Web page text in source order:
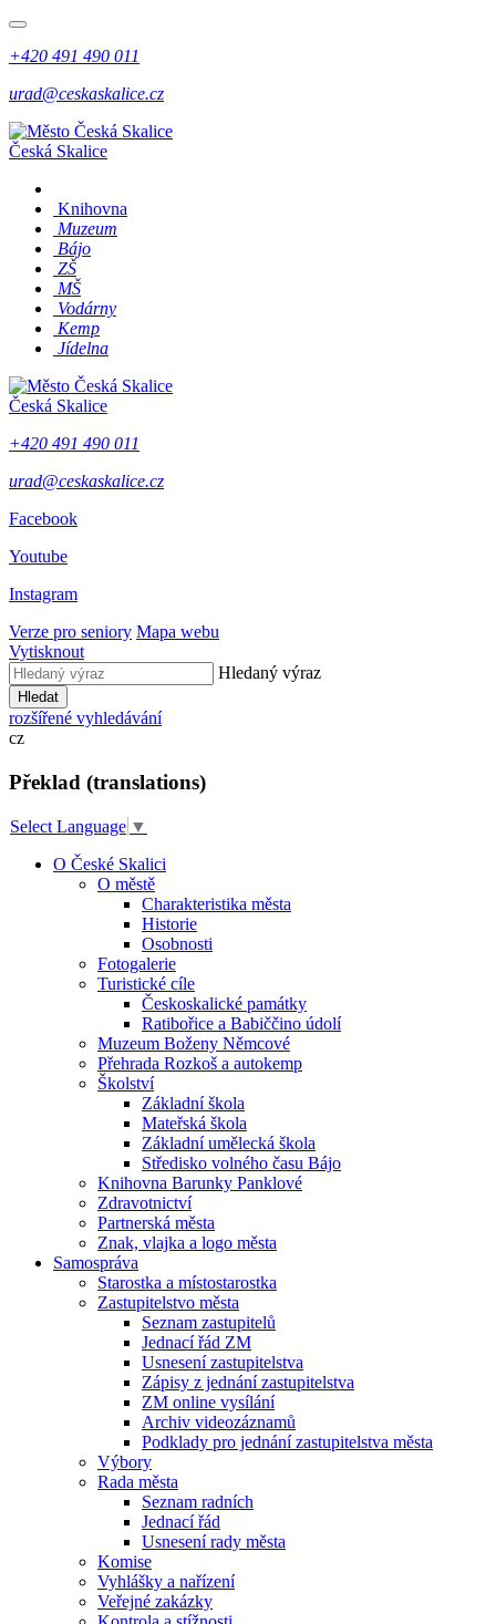
+420 491 490 011
urad@ceskaskalice.cz
Česká Skalice
Knihovna
Muzeum
Bájo
ZŠ
MŠ
Vodárny
Kemp
Jídelna
Česká Skalice
+420 491 490 011
urad@ceskaskalice.cz
Facebook
Youtube
Instagram
Verze pro seniory Mapa webu
Vytisknout
Hledaný výraz
Hledat
rozšířené vyhledávání
cz
Překlad (translations)
Select Language ▼
O České Skalici
O městě
Charakteristika města
Historie
Osobnosti
Fotogalerie
Turistické cíle
Českoskalické památky
Ratibořice a Babiččino údolí
Muzeum Boženy Němcové
Přehrada Rozkoš a autokemp
Školství
Základní škola
Mateřská škola
Základní umělecká škola
Středisko volného času Bájo
Knihovna Barunky Panklové
Zdravotnictví
Partnerská města
Znak, vlajka a logo města
Samospráva
Starostka a místostarostka
Zastupitelstvo města
Seznam zastupitelů
Jednací řád ZM
Usnesení zastupitelstva
Zápisy z jednání zastupitelstva
ZM online vysílání
Archiv videozáznamů
Podklady pro jednání zastupitelstva města
Výbory
Rada města
Seznam radních
Jednací řád
Usnesení rady města
Komise
Vyhlášky a nařízení
Veřejné zakázky